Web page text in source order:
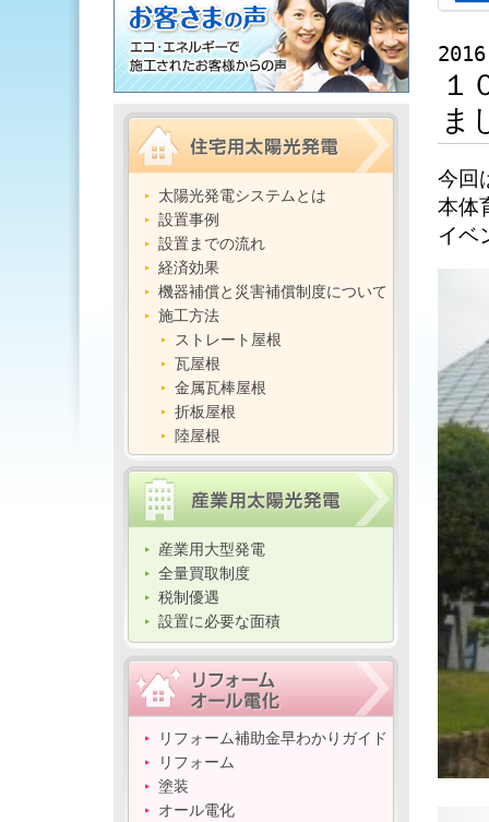
太陽光発電システムとは
設置事例
設置までの流れ
経済効果
機器補償と災害補償制度について
施工方法
ストレート屋根
瓦屋根
金属瓦棒屋根
折板屋根
陸屋根
産業用大型発電
全量買取制度
税制優遇
設置に必要な面積
リフォーム補助金早わかりガイド
リフォーム
塗装
オール電化
１
ま
今回
本体
イベ